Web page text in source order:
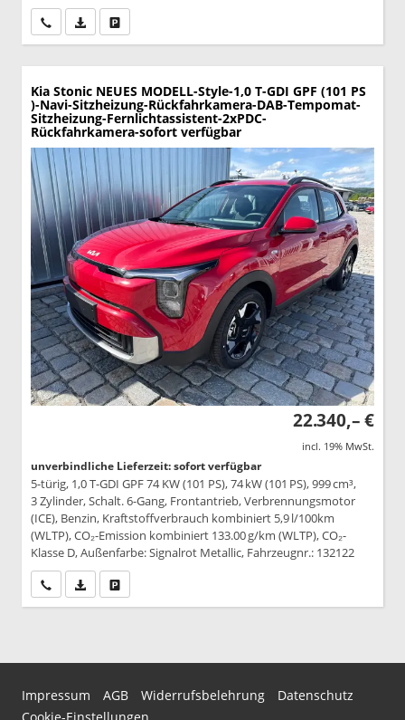
Wir rufen Sie anPDF-Datei, Fahrzeugexposé drucken
Kia Stonic NEUES MODELL-Style-1,0 T-GDI GPF (101 PS
)-Navi-Sitzheizung-Rückfahrkamera-DAB-Tempomat-
Sitzheizung-Fernlichtassistent-2xPDC-
Rückfahrkamera-sofort verfügbar
22.340,– €
incl. 19% MwSt.
unverbindliche Lieferzeit: sofort verfügbar
5-türig, 1,0 T-GDI GPF 74 KW (101 PS), 74 kW (101 PS), 999 cm³,
3 Zylinder, Schalt. 6-Gang, Frontantrieb, Verbrennungsmotor
(ICE), Benzin, Kraftstoffverbrauch kombiniert 5,9 l/100km
(WLTP), CO₂-Emission kombiniert 133.00 g/km (WLTP), CO₂-
Klasse D, Außenfarbe: Signalrot Metallic, Fahrzeugnr.: 132122
Wir rufen Sie anPDF-Datei, Fahrzeugexposé drucken
Impressum AGB Widerrufsbelehrung
Datenschutz